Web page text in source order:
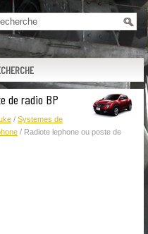
de radio BP
/ Systemes de
/ Radiote lephone ou poste de